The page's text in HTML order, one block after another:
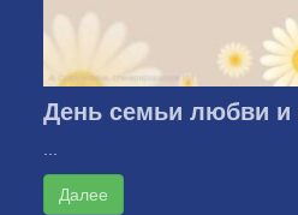
День семьи любви и
...
Далее